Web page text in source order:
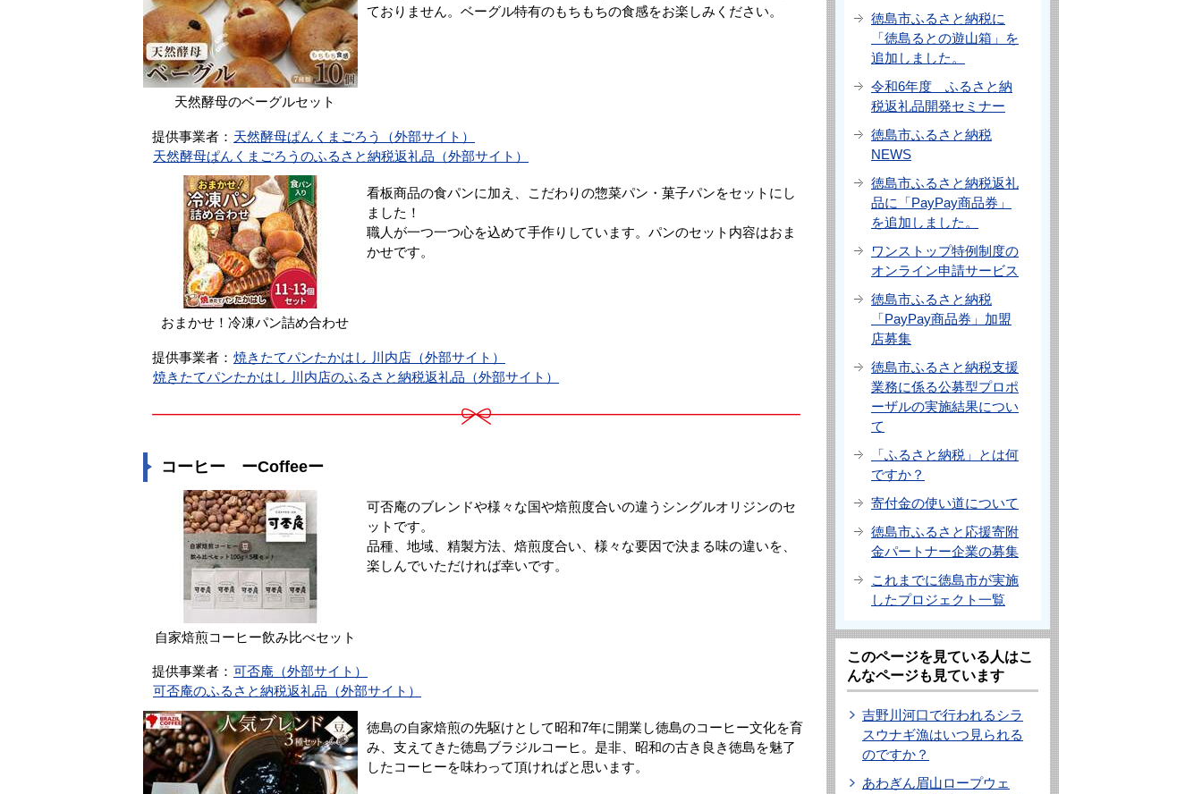
天然酵母のベーグルセット
ておりません。ベーグル特有のもちもちの食感をお楽しみください。
提供事業者： 天然酵母ぱんくまごろう（外部サイト）
天然酵母ぱんくまごろうのふるさと納税返礼品（外部サイト）
おまかせ！冷凍パン詰め合わせ
看板商品の食パンに加え、こだわりの惣菜パン・菓子パンをセットにし
ました！
職人が一つ一つ心を込めて手作りしています。パンのセット内容はおま
かせです。
提供事業者： 焼きたてパンたかはし 川内店（外部サイト）
焼きたてパンたかはし 川内店のふるさと納税返礼品（外部サイト）
コーヒー ーCoffeeー
自家焙煎コーヒー飲み比べセット
可否庵のブレンドや様々な国や焙煎度合いの違うシングルオリジンのセ
ットです。
品種、地域、精製方法、焙煎度合い、様々な要因で決まる味の違いを、
楽しんでいただければ幸いです。
提供事業者： 可否庵（外部サイト）
可否庵のふるさと納税返礼品（外部サイト）
徳島の自家焙煎の先駆けとして昭和7年に開業し徳島のコーヒー文化を育
み、支えてきた徳島ブラジルコーヒ。是非、昭和の古き良き徳島を魅了
したコーヒーを味わって頂ければと思います。
徳島市ふるさと納税に
「徳島るとの遊山箱」を
追加しました。
令和6年度 ふるさと納
税返礼品開発セミナー
徳島市ふるさと納税
NEWS
徳島市ふるさと納税返礼
品に「PayPay商品券」
を追加しました。
ワンストップ特例制度の
オンライン申請サービス
徳島市ふるさと納税
「PayPay商品券」加盟
店募集
徳島市ふるさと納税支援
業務に係る公募型プロポ
ーザルの実施結果につい
て
「ふるさと納税」とは何
ですか？
寄付金の使い道について
徳島市ふるさと応援寄附
金パートナー企業の募集
これまでに徳島市が実施
したプロジェクト一覧
このページを見ている人はこ
んなページも見ています
吉野川河口で行われるシラ
スウナギ漁はいつ見られる
のですか？
あわぎん眉山ロープウェ